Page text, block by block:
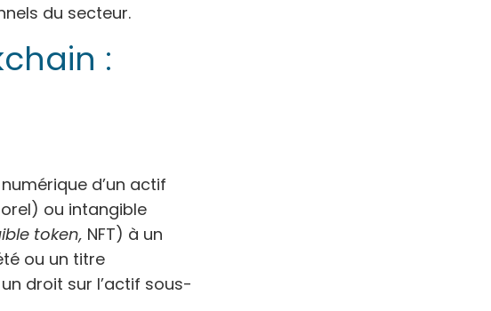
du secteur.
:
d’un actif
ou intangible
token, NFT) à un
ou un titre
droit sur l’actif sous-